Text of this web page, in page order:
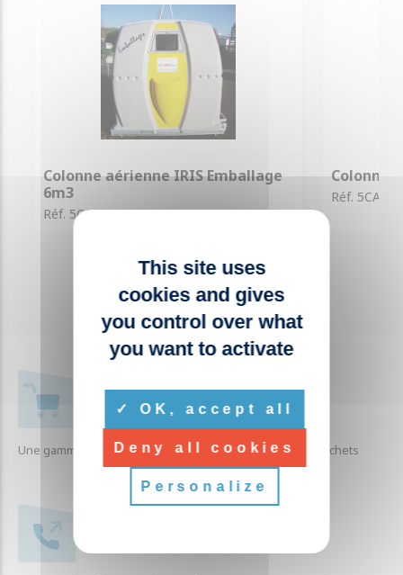
Colonne aérienne IRIS Emballage
6m3
Réf. 5CA013
Colonne
Réf. 5CA001
+ 1000 RÉFÉRENCES
Une gamme complète de produits liés à la collecte des déchets
This site uses
cookies and gives
you control over what
you want to activate
OK, accept all
Deny all cookies
Personalize